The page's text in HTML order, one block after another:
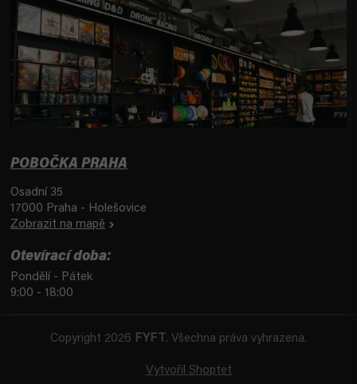
POBOČKA PRAHA
Osadní 35
17000 Praha - Holešovice
Zobrazit na mapě
Otevírací doba:
Pondělí - Pátek
9:00 - 18:00
Vytvořil Shoptet
Copyright 2026 FYFT . Všechna práva vyhrazena.